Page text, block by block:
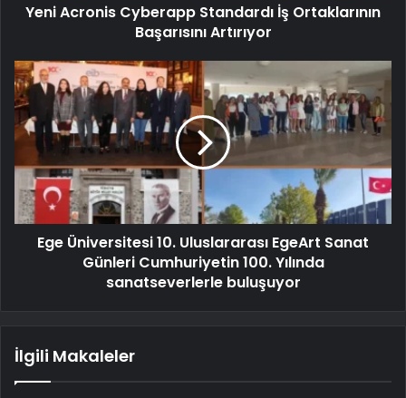
Yeni Acronis Cyberapp Standardı İş Ortaklarının
Başarısını Artırıyor
Ege Üniversitesi 10. Uluslararası EgeArt Sanat
Günleri Cumhuriyetin 100. Yılında
sanatseverlerle buluşuyor
İlgili Makaleler